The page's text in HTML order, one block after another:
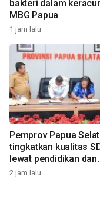
bakteri dalam
MBG Papua
1 jam lalu
Pemprov Papua
tingkatkan kualitas
lewat pendidikan dan
pelatihan
2 jam lalu